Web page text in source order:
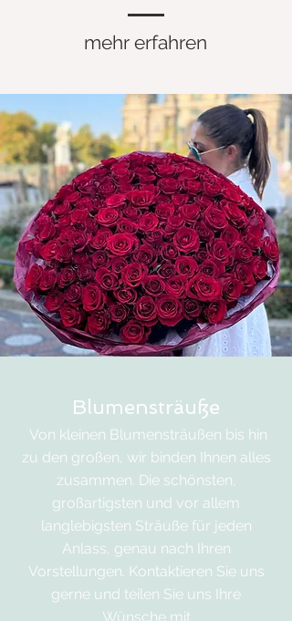
mehr erfahren
Blumensträuße
Von kleinen Blumensträußen bis hin
zu den großen, wir binden Ihnen alles
zusammen. Die schönsten,
großartigsten und vor allem
langlebigsten Sträuße für jeden
Anlass, genau nach Ihren
Vorstellungen. Kontaktieren Sie uns
gerne und teilen Sie uns Ihre
Wünsche mit